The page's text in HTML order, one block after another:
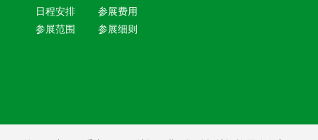
日程安排
参展范围
参展费用
参展细则